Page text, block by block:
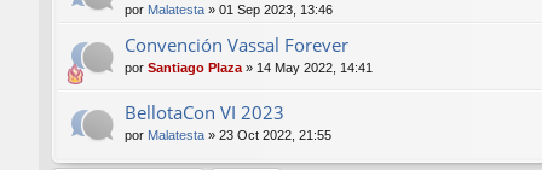
por Malatesta » 01 Sep 2023, 13:46
Convención Vassal Forever
por Santiago Plaza » 14 May 2022, 14:41
BellotaCon VI 2023
por Malatesta » 23 Oct 2022, 21:55